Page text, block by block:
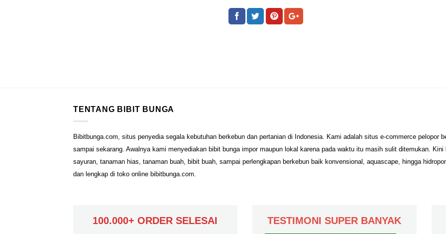
TENTANG BIBIT BUNGA
Bibitbunga.com, situs penyedia segala kebutuhan berkebun dan pertanian di Indonesia. Kami adalah situs e-commerce pelopor
sampai sekarang. Awalnya kami menyediakan bibit bunga impor maupun lokal karena pada waktu itu masih sulit ditemukan.
sayuran, tanaman hias, tanaman buah, bibit buah, sampai perlengkapan berkebun baik konvensional, aquascape, hingga
dan lengkap di toko online bibitbunga.com.
100.000+ ORDER SELESAI TESTIMONI SUPER BANYAK